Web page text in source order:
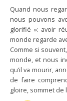
Quand nous
nous pouvons
glorifié »: avoir
monde regarde
Comme si
monde, et nous
qu’il va mourir,
de faire
gloire, sommet de